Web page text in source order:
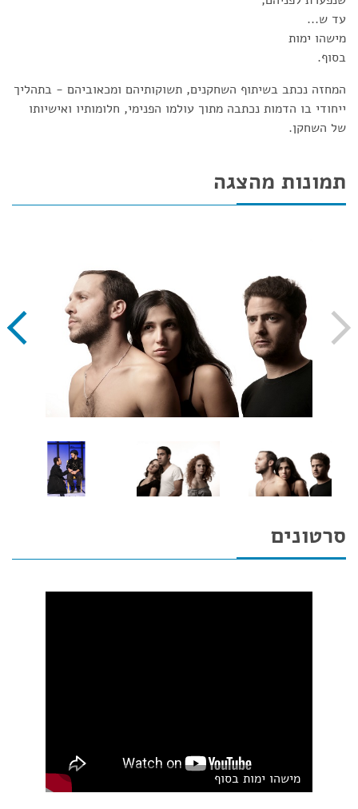
עד ש...
מישהו ימות
בסוף.
המחזה נכתב בשיתוף השחקנים, תשוקותיהם ומכאוביהם - בתהליך
ייחודי בו הדמות נכתבה מתוך עולמו הפנימי, חלומותיו ואישיותו
של השחקן.
תמונות מהצגה
סרטונים
מישהו ימות בסוף